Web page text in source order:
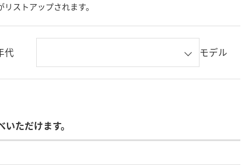
ストアップされます。
代 モデル
ただけます。